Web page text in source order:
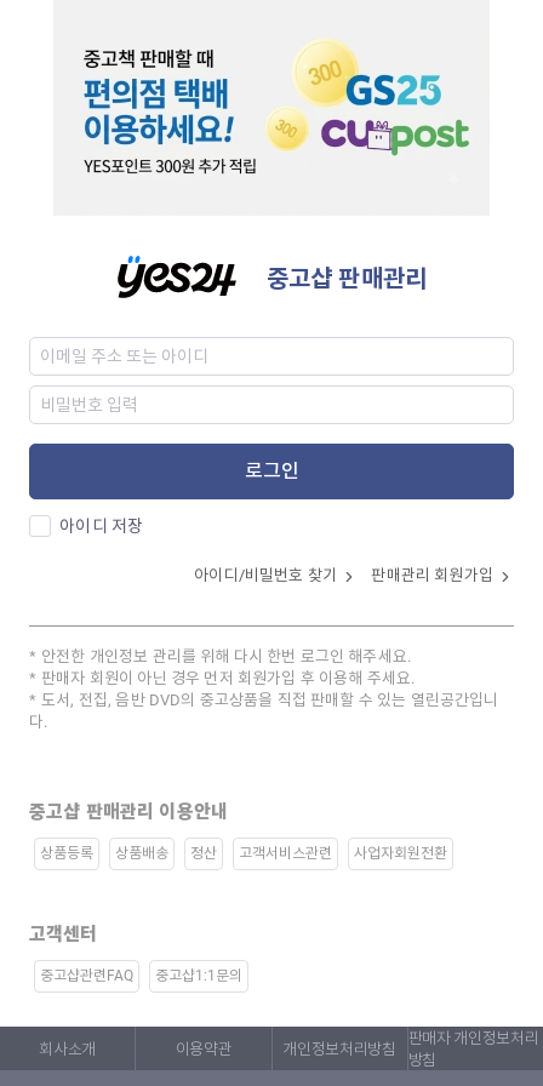
중고샵 판매관리
로그인
아이디 저장
아이디/비밀번호 찾기 판매관리 회원가입
안전한 개인정보 관리를 위해 다시 한번 로그인 해주세요.
판매자 회원이 아닌 경우 먼저 회원가입 후 이용해 주세요.
도서, 전집, 음반 DVD의 중고상품을 직접 판매할 수 있는 열린공간입니
다.
중고샵 판매관리 이용안내
상품등록 상품배송 정산 고객서비스관련 사업자회원전환
고객센터
중고샵관련FAQ 중고샵1:1문의
회사소개 이용약관 개인정보처리방침
판매자 개인정보처리
방침